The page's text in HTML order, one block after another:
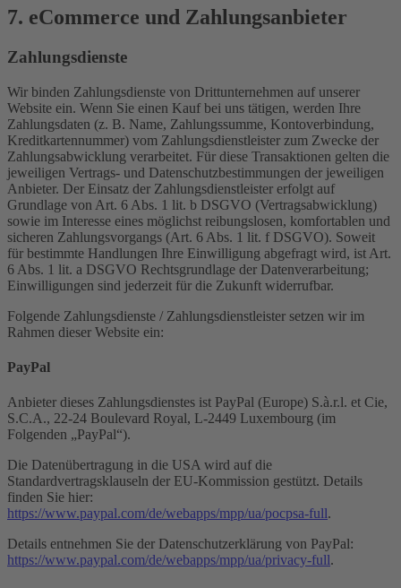
7. eCommerce und Zahlungs­anbieter
Zahlungsdienste
Wir binden Zahlungsdienste von Drittunternehmen auf unserer
Website ein. Wenn Sie einen Kauf bei uns tätigen, werden Ihre
Zahlungsdaten (z. B. Name, Zahlungssumme, Kontoverbindung,
Kreditkartennummer) vom Zahlungsdienstleister zum Zwecke der
Zahlungsabwicklung verarbeitet. Für diese Transaktionen gelten die
jeweiligen Vertrags- und Datenschutzbestimmungen der jeweiligen
Anbieter. Der Einsatz der Zahlungsdienstleister erfolgt auf
Grundlage von Art. 6 Abs. 1 lit. b DSGVO (Vertragsabwicklung)
sowie im Interesse eines möglichst reibungslosen, komfortablen und
sicheren Zahlungsvorgangs (Art. 6 Abs. 1 lit. f DSGVO). Soweit
für bestimmte Handlungen Ihre Einwilligung abgefragt wird, ist Art.
6 Abs. 1 lit. a DSGVO Rechtsgrundlage der Datenverarbeitung;
Einwilligungen sind jederzeit für die Zukunft widerrufbar.
Folgende Zahlungsdienste / Zahlungsdienstleister setzen wir im
Rahmen dieser Website ein:
PayPal
Anbieter dieses Zahlungsdienstes ist PayPal (Europe) S.à.r.l. et Cie,
S.C.A., 22-24 Boulevard Royal, L-2449 Luxembourg (im
Folgenden „PayPal“).
Die Datenübertragung in die USA wird auf die
Standardvertragsklauseln der EU-Kommission gestützt. Details
finden Sie hier:
https://www.paypal.com/de/webapps/mpp/ua/pocpsa-full.
Details entnehmen Sie der Datenschutzerklärung von PayPal:
https://www.paypal.com/de/webapps/mpp/ua/privacy-full.